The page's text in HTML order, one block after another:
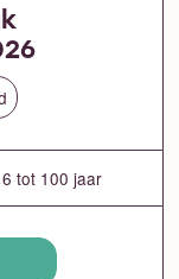
tot 100 jaar